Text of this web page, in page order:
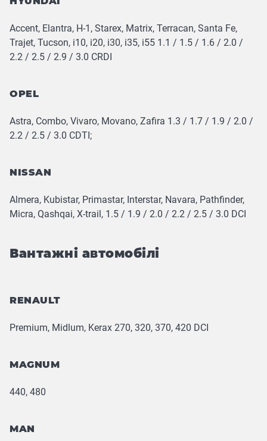
Accent, Elantra, H-1, Starex, Matrix, Terracan, Santa Fe,
Trajet, Tucson, i10, i20, i30, i35, i55 1.1 / 1.5 / 1.6 / 2.0 /
2.2 / 2.5 / 2.9 / 3.0 CRDI
OPEL
Astra, Combo, Vivaro, Movano, Zafira 1.3 / 1.7 / 1.9 / 2.0 /
2.2 / 2.5 / 3.0 CDTI;
NISSAN
Almera, Kubistar, Primastar, Interstar, Navara, Pathfinder,
Micra, Qashqai, X-trail, 1.5 / 1.9 / 2.0 / 2.2 / 2.5 / 3.0 DCI
Вантажні автомобілі
RENAULT
Premium, Midlum, Kerax 270, 320, 370, 420 DCI
MAGNUM
440, 480
MAN